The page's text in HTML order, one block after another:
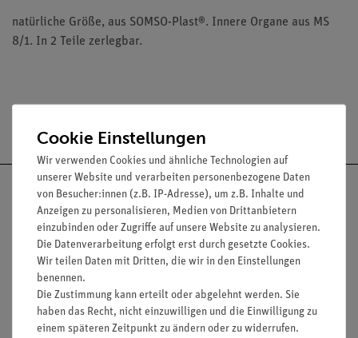
natürliche Größe, aus SOMSO-Plast®. Innere Organe aus MS
8/1. In 2 Teile zerlegbar.
Nach oben
Informationen Service
Cookie Einstellungen
Wir verwenden Cookies und ähnliche Technologien auf
unserer Website und verarbeiten personenbezogene Daten
von Besucher:innen (z.B. IP-Adresse), um z.B. Inhalte und
Anzeigen zu personalisieren, Medien von Drittanbietern
einzubinden oder Zugriffe auf unsere Website zu analysieren.
Die Datenverarbeitung erfolgt erst durch gesetzte Cookies.
Wir teilen Daten mit Dritten, die wir in den Einstellungen
benennen.
Die Zustimmung kann erteilt oder abgelehnt werden. Sie
haben das Recht, nicht einzuwilligen und die Einwilligung zu
einem späteren Zeitpunkt zu ändern oder zu widerrufen.